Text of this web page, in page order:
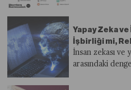
Yapay Zeka ve
İşbirliği mi,
İnsan zekası ve
arasındaki